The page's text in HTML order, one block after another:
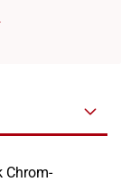
Chrom-